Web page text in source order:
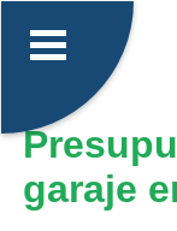
garaje